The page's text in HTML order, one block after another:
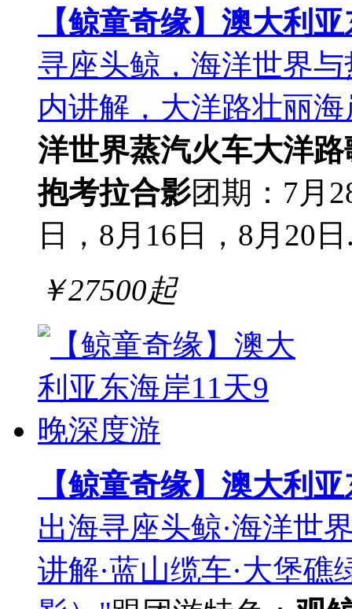
【鲸童奇缘】澳大利
寻座头鲸，海洋世界
内讲解，大洋路壮丽
洋世界蒸汽火车大洋路
抱考拉合影团期：7月
日，8月16日，8月20
￥27500起
【鲸童奇缘】澳大利
出海寻座头鲸·海洋世
讲解·蓝山缆车·大堡礁